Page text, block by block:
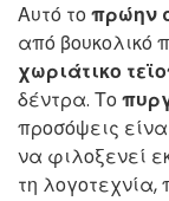
Αυτό τοπρώην
από βουκολικό
χωριάτικο
δέντρα. Το
προσόψεις
να φιλοξενεί
τη